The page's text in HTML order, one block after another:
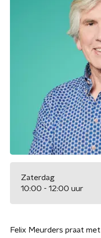
Zaterdag
10:00 - 12:00 uur
Felix Meurders praat